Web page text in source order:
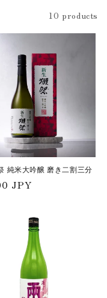
10 products
純米大吟醸 磨き二割三分
JPY